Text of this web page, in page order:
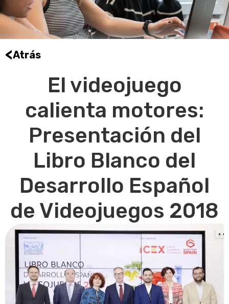
<Atrás
El videojuego
calienta motores:
Presentación del
Libro Blanco del
Desarrollo Español
de Videojuegos 2018